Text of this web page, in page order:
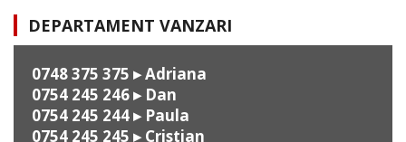
DEPARTAMENT VANZARI
0748 375 375 ▸ Adriana
0754 245 246▸ Dan
0754 245 244▸ Paula
0754 245 245 ▸ Cristian